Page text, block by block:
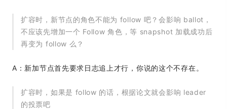
扩容时，新节点的角色不能为 follow 吧？会影响 ballot，
不应该先增加一个 Follow 角色，等 snapshot 加载成功后
再变为 follow 么？
A：新加节点首先要求日志追上才行，你说的这个不存在。
扩容时，如果是 follow 的话，根据论文就会影响 leader
的投票吧